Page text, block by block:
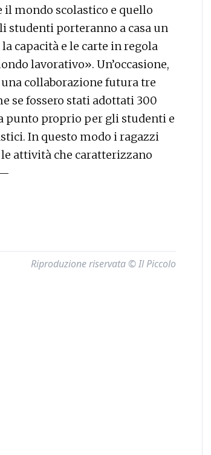
il mondo scolastico e quello
studenti porteranno a casa un
capacità e le carte in regola
lavorativo». Un’occasione,
collaborazione futura tre
se fossero stati adottati 300
punto proprio per gli studenti e
In questo modo i ragazzi
attività che caratterizzano
Riproduzione riservata © Il Piccolo